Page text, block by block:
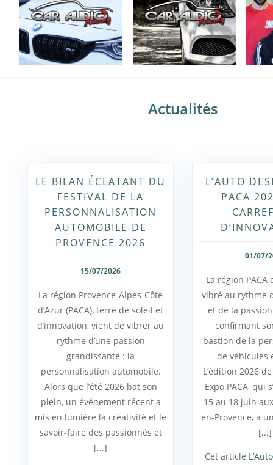
Actualités
LE BILAN ÉCLATANT DU
FESTIVAL DE LA
PERSONNALISATION
AUTOMOBILE DE
PROVENCE 2026
15/07/2026
La région Provence-Alpes-Côte
d’Azur (PACA), terre de soleil et
d’innovation, vient de vibrer au
rythme d’une passion
grandissante : la
personnalisation automobile.
Alors que l’été 2026 bat son
plein, un événement récent a
mis en lumière la créativité et le
savoir-faire des passionnés et
[...]
L’AUTO
PACA
01/07/
La région
vibré au rythme
et de la
confirmant
bastion de la
de véhicules
L’édition 2026
Expo PACA, qui
15 au 18 juin
en-Provence, a
[...]
Cet article